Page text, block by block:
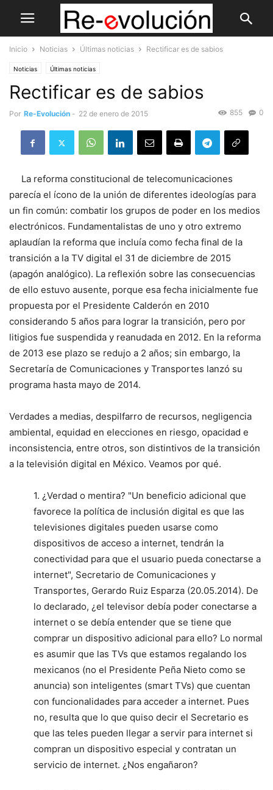
Inicio Noticias Últimas noticias Rectificar es de sabios
Noticias Últimas noticias
Rectificar es de sabios
Por Re-Evolución - 22 de enero de 2015 0
855
La reforma constitucional de telecomunicaciones
parecía el ícono de la unión de diferentes ideologías para
un fin común: combatir los grupos de poder en los medios
electrónicos. Fundamentalistas de uno y otro extremo
aplaudían la reforma que incluía como fecha final de la
transición a la TV digital el 31 de diciembre de 2015
(apagón analógico). La reflexión sobre las consecuencias
de ello estuvo ausente, porque esa fecha inicialmente fue
propuesta por el Presidente Calderón en 2010
considerando 5 años para lograr la transición, pero por
litigios fue suspendida y reanudada en 2012. En la reforma
de 2013 ese plazo se redujo a 2 años; sin embargo, la
Secretaría de Comunicaciones y Transportes lanzó su
programa hasta mayo de 2014.
Verdades a medias, despilfarro de recursos, negligencia
ambiental, equidad en elecciones en riesgo, opacidad e
inconsistencia, entre otros, son distintivos de la transición
a la televisión digital en México. Veamos por qué.
1. ¿Verdad o mentira? "Un beneficio adicional que
favorece la política de inclusión digital es que las
televisiones digitales pueden usarse como
dispositivos de acceso a internet, tendrán la
conectividad para que el usuario pueda conectarse a
internet", Secretario de Comunicaciones y
Transportes, Gerardo Ruiz Esparza (20.05.2014). De
lo declarado, ¿el televisor debía poder conectarse a
internet o se debía entender que se tiene que
comprar un dispositivo adicional para ello? Lo normal
es asumir que las TVs que estamos regalando los
mexicanos (no el Presidente Peña Nieto como se
anuncia) son inteligentes (smart TVs) que cuentan
con funcionalidades para acceder a internet. Pues
no, resulta que lo que quiso decir el Secretario es
que las teles pueden llegar a servir para internet si
compran un dispositivo especial y contratan un
servicio de internet. ¿Nos engañaron?